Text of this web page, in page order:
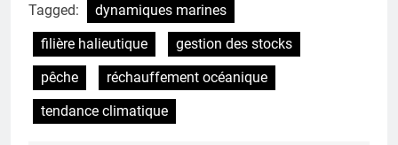
Tagged:
dynamiques marines
filière halieutique
gestion des stocks
pêche
réchauffement océanique
tendance climatique